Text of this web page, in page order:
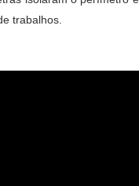
trabalhos.